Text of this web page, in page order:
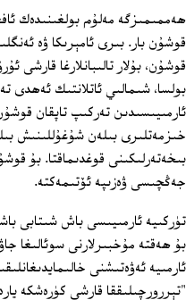
قوشۇن بار. بىرى ئامېرىكا ۋە
قوشۇن، بۇلار تالىبانلارغا قارشى
بولسا، شىمالىي ئاتلانتىك ئەھدى
ئارمىيىسىدىن تەركىپ تاپقان
خىزمەتلىرى بىلەن شۇغۇللىنىش
جەڭچىسى ۋەزىپە ئۆتىمەكتە.
تۈركىيە ئارمىيىسى باش شىتابى
بۇ ھەقتە مۇخبىرلارنى سوئالىغا
ئارمىيە ئەۋەتىشنى
"تېررورچىلىققا قارشى كۈرەشكە